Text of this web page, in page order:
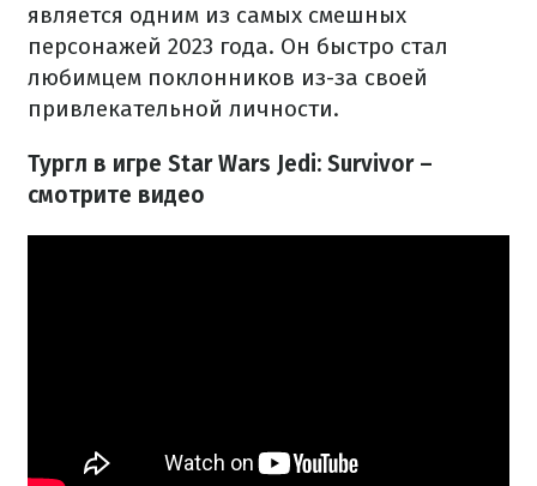
является одним из самых смешных
персонажей 2023 года. Он быстро стал
любимцем поклонников из-за своей
привлекательной личности.
Тургл в игре Star Wars Jedi: Survivor –
смотрите видео